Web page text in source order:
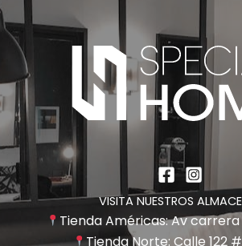
VISITA NUESTROS
Tienda Américas: Av
Tienda Norte: Calle 122